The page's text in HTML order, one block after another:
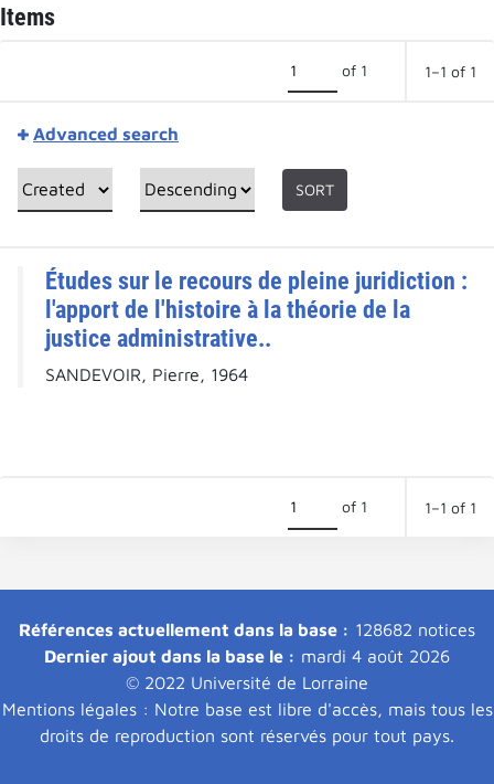
Items
of 1 1–1 of 1
Advanced search
SORT
Études sur le recours de pleine juridiction :
l'apport de l'histoire à la théorie de la
justice administrative..
SANDEVOIR, Pierre, 1964
of 1 1–1 of 1
Références actuellement dans la base : 128682 notices
Dernier ajout dans la base le : mardi 4 août 2026
© 2022 Université de Lorraine
Mentions légales : Notre base est libre d'accès, mais tous les
droits de reproduction sont réservés pour tout pays.